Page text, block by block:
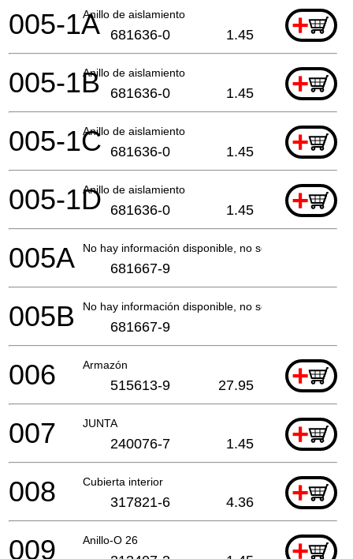
Anillo de aislamiento +
005-1A 681636-0 1.45
Anillo de aislamiento +
005-1B 681636-0 1.45
Anillo de aislamiento +
005-1C 681636-0 1.45
Anillo de aislamiento +
005-1D 681636-0 1.45
No hay información disponible, no se puede pedir
005A 681667-9
No hay información disponible, no se puede pedir
005B 681667-9
Armazón +
006 515613-9 27.95
JUNTA +
007 240076-7 1.45
Cubierta interior +
008 317821-6 4.36
Anillo-O 26 +
009